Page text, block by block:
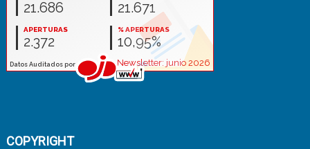
COPYRIGHT